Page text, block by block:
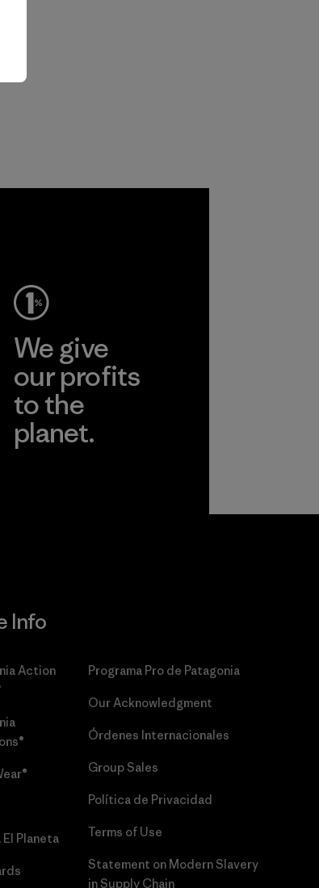
We give
our profits
to the
planet.
Info
Action
El Planeta
Programa Pro de Patagonia
Our Acknowledgment
Órdenes Internacionales
Group Sales
Política de Privacidad
Terms of Use
Statement on Modern Slavery
in Supply Chain